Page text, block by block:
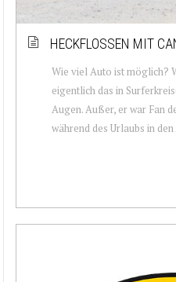
HECKFLOSSEN MIT
Wie viel Auto ist möglich?
eigentlich das in
Augen. Außer, er war Fan
während des Urlaubs in den